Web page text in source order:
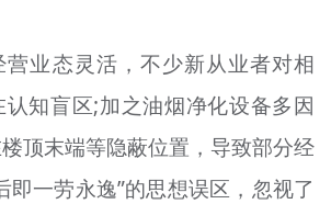
营业态灵活，不少新从业者对相
知盲区;加之油烟净化设备多因
顶末端等隐蔽位置，导致部分经
即一劳永逸”的思想误区，忽视了